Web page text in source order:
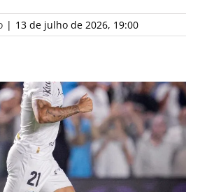
| 13 de julho de 2026, 19:00